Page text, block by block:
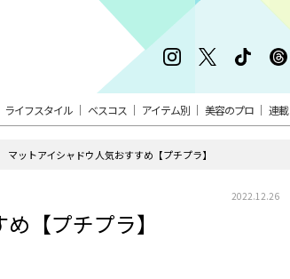
ライフスタイル ベスコス アイテム別 美容のプロ 連載
マットアイシャドウ人気おすすめ【プチプラ】
2022.12.26
【プチプラ】